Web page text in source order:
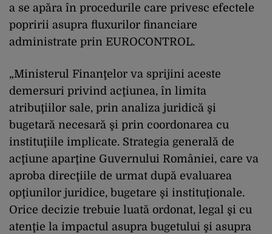
a se apăra în procedurile care privesc efectele
popririi asupra fluxurilor financiare
administrate prin EUROCONTROL.
„Ministerul Finanţelor va sprijini aceste
demersuri privind acţiunea, în limita
atribuţiilor sale, prin analiza juridică şi
bugetară necesară şi prin coordonarea cu
instituţiile implicate. Strategia generală de
acţiune aparţine Guvernului României, care va
aproba direcţiile de urmat după evaluarea
opţiunilor juridice, bugetare şi instituţionale.
Orice decizie trebuie luată ordonat, legal şi cu
atenţie la impactul asupra bugetului şi asupra